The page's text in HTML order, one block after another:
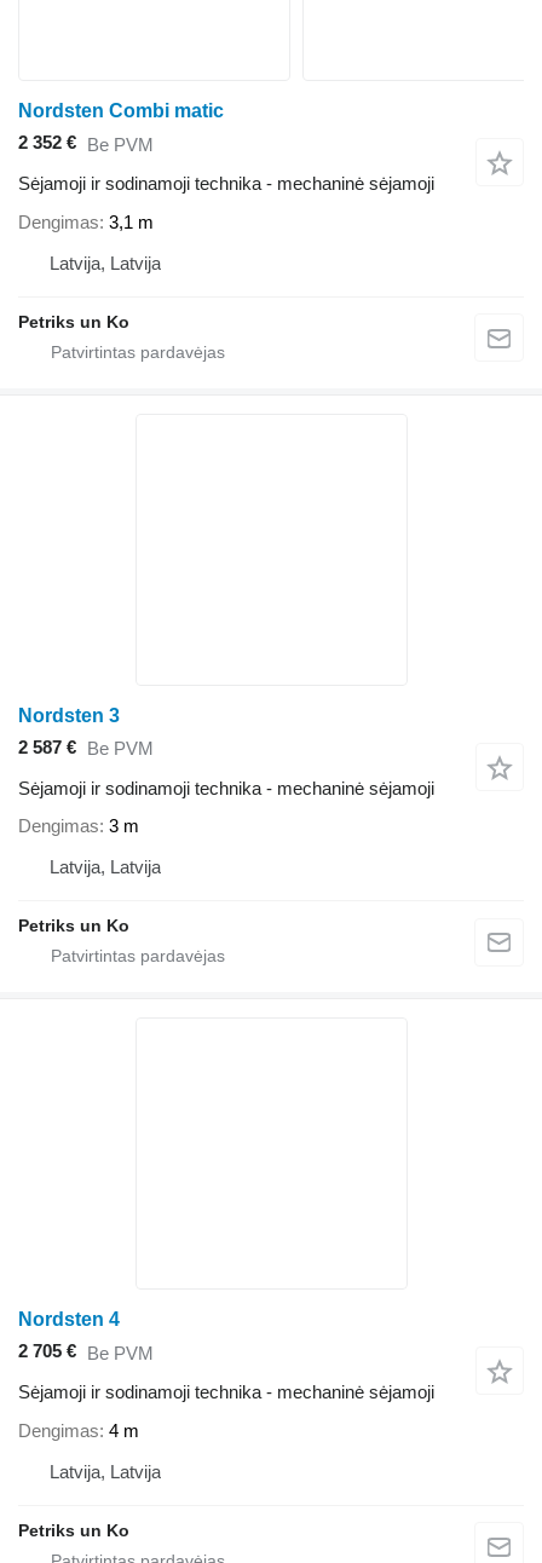
Nordsten Combi matic
2 352 € Be PVM
Sėjamoji ir sodinamoji technika - mechaninė sėjamoji
Dengimas 3,1 m
Latvija, Latvija
Petriks un Ko
Nordsten 3
2 587 € Be PVM
Sėjamoji ir sodinamoji technika - mechaninė sėjamoji
Dengimas 3 m
Latvija, Latvija
Petriks un Ko
Nordsten 4
2 705 € Be PVM
Sėjamoji ir sodinamoji technika - mechaninė sėjamoji
Dengimas 4 m
Latvija, Latvija
Petriks un Ko